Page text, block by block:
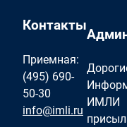
Контакты
Приемная:
(495) 690-
50-30
info@imli.ru
ИМЛИ